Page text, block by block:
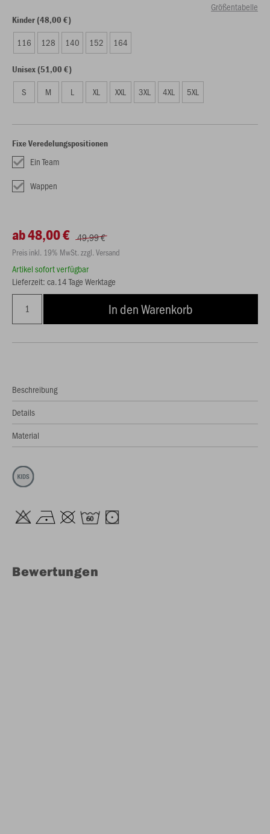
Größentabelle
Kinder (48,00 €)
116 128 140 152 164
Unisex (51,00 €)
S M L XL XXL 3XL 4XL 5XL
Fixe Veredelungspositionen
Ein Team
Wappen
ab 48,00 € 49,99 €
Preis inkl. 19% MwSt. zzgl. Versand
Artikel sofort verfügbar
Lieferzeit: ca.14 Tage Werktage
In den Warenkorb
Beschreibung
Details
Material
Bewertungen